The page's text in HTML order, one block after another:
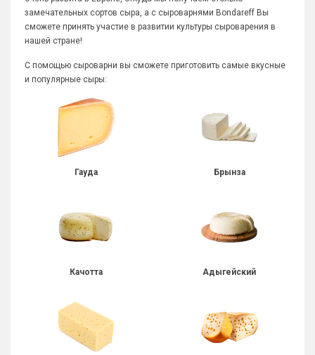
замечательных сортов сыра, а с сыроварнями Bondareff Вы
сможете принять участие в развитии культуры сыроварения в
нашей стране!
С помощью сыроварни вы сможете приготовить самые вкусные
и популярные сыры:
Гауда Брынза
Качотта Адыгейский